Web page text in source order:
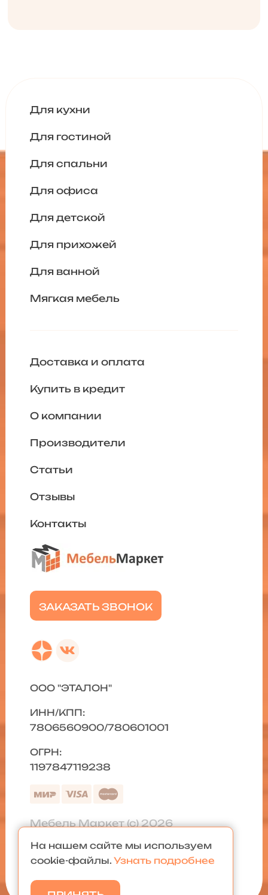
Для кухни
Для гостиной
Для спальни
Для офиса
Для детской
Для прихожей
Для ванной
Мягкая мебель
ЗАКАЗАТЬ ЗВОНОК
Доставка и оплата
Купить в кредит
О компании
Производители
Статьи
Отзывы
Контакты
ООО "ЭТАЛОН"
ИНН/КПП:
7806560900/780601001
ОГРН:
1197847119238
Мебель Маркет (с) 2026
Политика конфиденциальности
Карта сайта
На нашем сайте мы используем
cookie-файлы. Узнать подробнее